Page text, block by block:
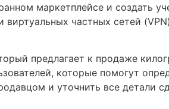
маркетплейсе и создать
частных сетей
предлагает к продаже
которые помогут
и уточнить все детали